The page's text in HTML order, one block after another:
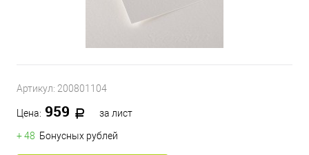
Артикул: 200801104
Цена: 959 за лист
+ 48 Бонусных рублей